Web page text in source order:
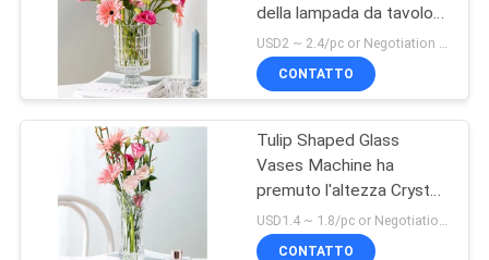
PRIVACY
POLICY
Vetro domestico
della decorazione
21
della lampada da tavolo
di altezza dei vasi di
vetro a forma di
trasparenti
USD2 ~ 2.4/pc or Negotiation MOQ:20000 PCS
CONTATTO
Tulip Shaped Glass
Vases Machine ha
premuto l'altezza Crystal
Glass Flower Vase di
19.8cm
CONTATTO